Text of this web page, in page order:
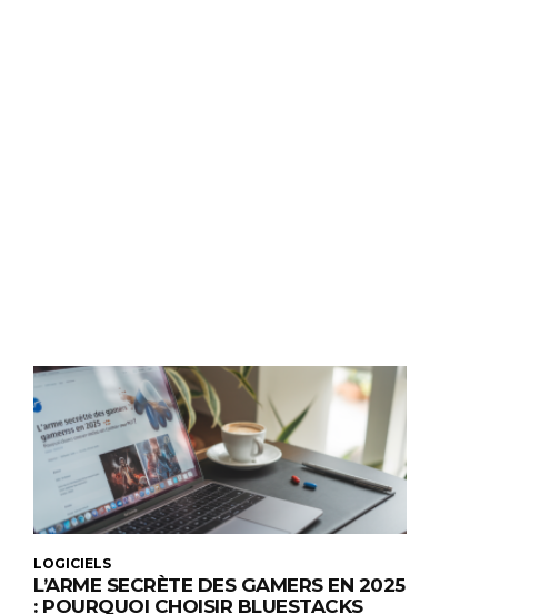
LOGICIELS
L’ARME SECRÈTE DES GAMERS EN 2025
: POURQUOI CHOISIR BLUESTACKS